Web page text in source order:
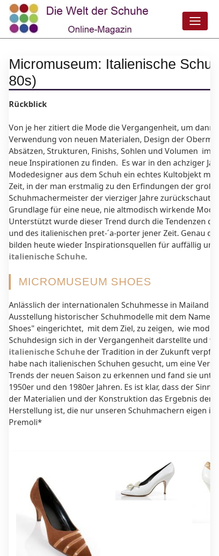
Micromuseum: Italienische
80s)
Rückblick
Von je her zitiert die Mode die Vergangenheit, um dann
Verwendung von neuen Materialen, Design der
Absätzen, Strukturen, Finishs, Sohlen und Volumen
neue Inspirationen zu finden. Es war in den achziger
Modedesigner aus dem Schuh ein echtes Kultobjekt
Zeit, in der man erstmalig zu den Erfindungen der
Schuhmachermeister der vierziger Jahre zurückschaute
Grundlage für eine neue, nie altmodisch wirkende
Unterstützt wurde dieser Trend durch die Tendenzen
und des italienischen pret-´a-porter jener Zeit. Genau
bilden heute wieder Inspirationsquellen für auffällig
italienische Schuhe.
MICROMUSEUM SHOES
Anlässlich der internationalen Schuhmesse in Mailand
Ausstellung historischer Schuhmodelle mit dem
Shoes" eingerichtet, mit dem Ziel, zu zeigen, wie
Schuhdesign sich in der Vergangenheit darstellte und
italienische Schuhe der Tradition in der Zukunft
habe nach italienischen Schuhen gesucht, um eine
Trends der neuen Saison zu erkennen und fand sie
1950er und den 1980er Jahren. Es ist klar, dass der Sinn
der Materialien und der Konstruktion das Ergebnis der
Herstellung ist, die nur unseren Schuhmachern eigen
Premoli*